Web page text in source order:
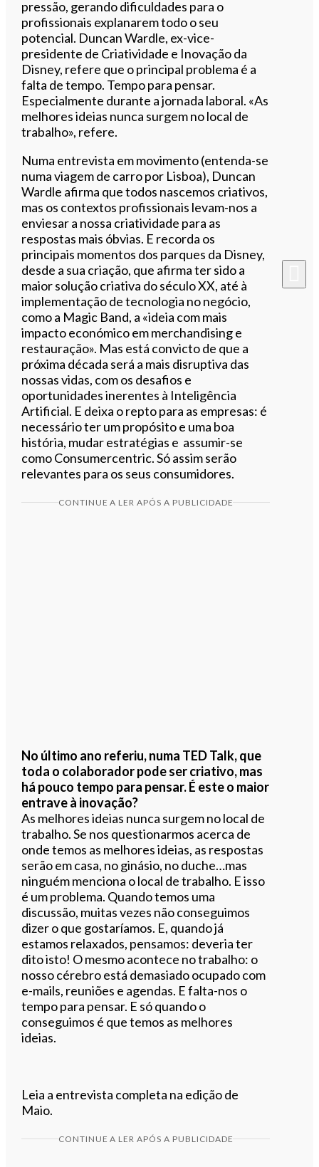
pressão, gerando dificuldades para o
profissionais explanarem todo o seu
potencial. Duncan Wardle, ex-vice-
presidente de Criatividade e Inovação da
Disney, refere que o principal problema é a
falta de tempo. Tempo para pensar.
Especialmente durante a jornada laboral. «As
melhores ideias nunca surgem no local de
trabalho», refere.
Numa entrevista em movimento (entenda-se
numa viagem de carro por Lisboa), Duncan
Wardle afirma que todos nascemos criativos,
mas os contextos profissionais levam-nos a
enviesar a nossa criatividade para as
respostas mais óbvias. E recorda os
principais momentos dos parques da Disney,
desde a sua criação, que afirma ter sido a
maior solução criativa do século XX, até à
implementação de tecnologia no negócio,
como a Magic Band, a «ideia com mais
impacto económico em merchandising e
restauração». Mas está convicto de que a
próxima década será a mais disruptiva das
nossas vidas, com os desafios e
oportunidades inerentes à Inteligência
Artificial. E deixa o repto para as empresas: é
necessário ter um propósito e uma boa
história, mudar estratégias e assumir-se
como Consumercentric. Só assim serão
relevantes para os seus consumidores.
CONTINUE A LER APÓS A PUBLICIDADE
No último ano referiu, numa TED Talk, que
toda o colaborador pode ser criativo, mas
há pouco tempo para pensar. É este o maior
entrave à inovação?
As melhores ideias nunca surgem no local de
trabalho. Se nos questionarmos acerca de
onde temos as melhores ideias, as respostas
serão em casa, no ginásio, no duche…mas
ninguém menciona o local de trabalho. E isso
é um problema. Quando temos uma
discussão, muitas vezes não conseguimos
dizer o que gostaríamos. E, quando já
estamos relaxados, pensamos: deveria ter
dito isto! O mesmo acontece no trabalho: o
nosso cérebro está demasiado ocupado com
e-mails, reuniões e agendas. E falta-nos o
tempo para pensar. E só quando o
conseguimos é que temos as melhores
ideias.
Leia a entrevista completa na edição de
Maio.
CONTINUE A LER APÓS A PUBLICIDADE